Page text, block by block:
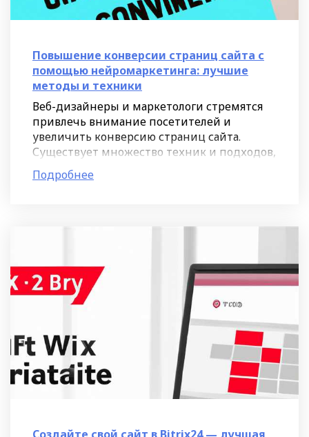
Повышение конверсии страниц сайта с
помощью нейромаркетинга: лучшие
методы и техники
Веб-дизайнеры и маркетологи стремятся
привлечь внимание посетителей и
увеличить конверсию страниц сайта.
Существует множество техник и подходов,
однако не все из них эффективны.
Нейромаркетинг - это наука, которая
Подробнее